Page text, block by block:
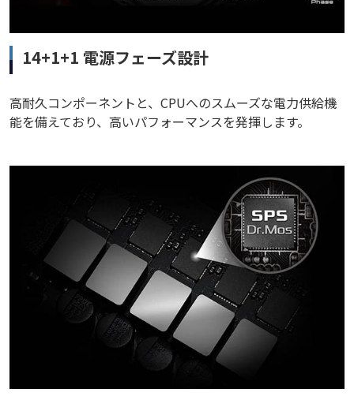
14+1+1 電源フェーズ設計
高耐久コンポーネントと、CPUへのスムーズな電力供給機
能を備えており、高いパフォーマンスを発揮します。